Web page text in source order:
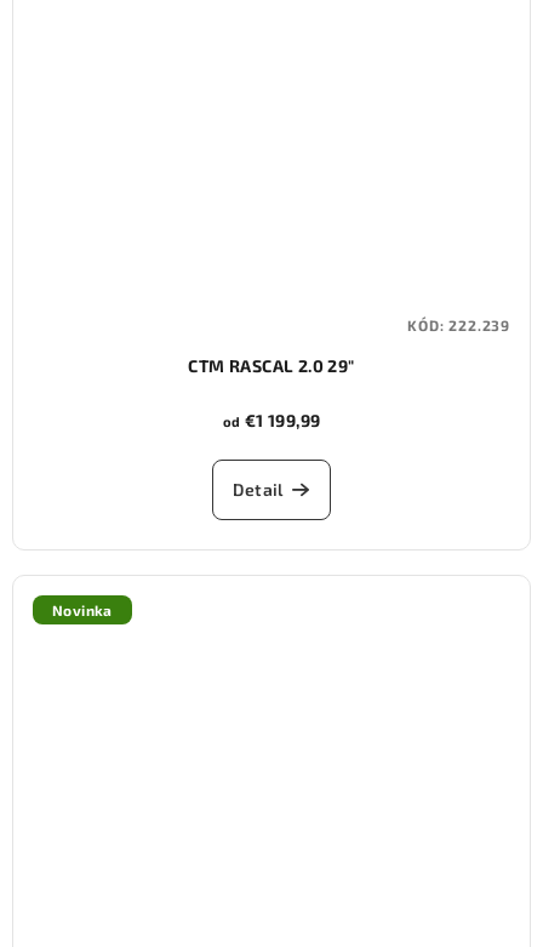
CTM RASCAL 2.0 29"
od €1 199,99
Detail
KÓD:222.239
Novinka